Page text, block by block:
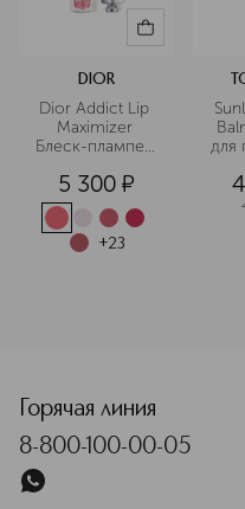
DIOR
Dior Addict Lip
Maximizer
Блеск-плампер
5 300 ¤
+23
для
Горячая линия
8-800-100-00-05